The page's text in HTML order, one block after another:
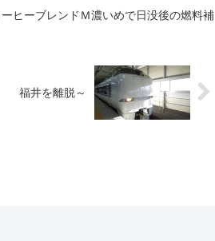
ヒーブレンドＭ濃いめで日没後の燃料補
福井を離脱～